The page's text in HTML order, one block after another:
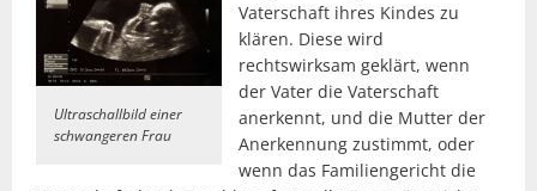
Ultraschallbild einer
schwangeren Frau
Vaterschaft ihres Kindes zu
klären. Diese wird
rechtswirksam geklärt, wenn
der Vater die Vaterschaft
anerkennt, und die Mutter der
Anerkennung zustimmt, oder
wenn das Familiengericht die